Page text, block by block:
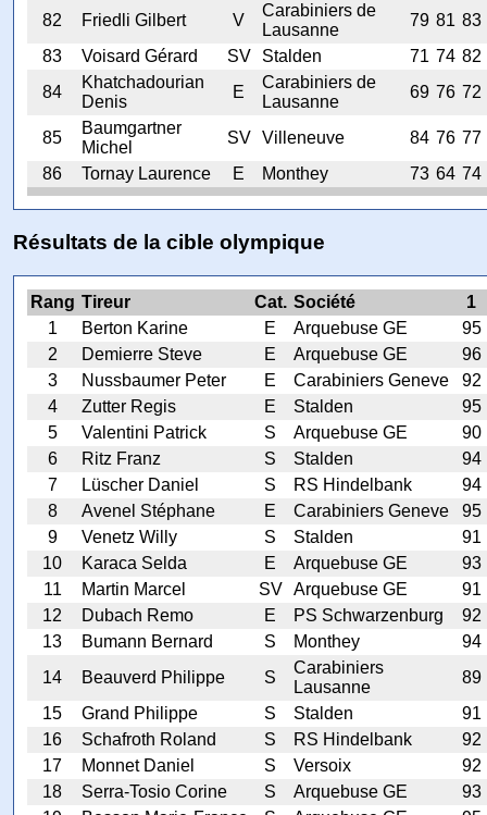
82 Friedli Gilbert V
Carabiniers de
Lausanne
79 81 83
83
Voisard Gérard SV Stalden 71 74 82
84
Khatchadourian
Denis
E
Carabiniers de
Lausanne
69 76 72
85
Baumgartner
Michel
SV Villeneuve 84 76 77
86
Tornay Laurence E Monthey 73 64 74
Résultats de la cible olympique
Rang Tireur Cat. Société
1
1
Berton Karine E Arquebuse GE
95
2
Demierre Steve E Arquebuse GE
96
3
Nussbaumer Peter E Carabiniers Geneve
92
4
Zutter Regis E Stalden
95
5
Valentini Patrick S Arquebuse GE
90
6
Ritz Franz S Stalden
94
7
Lüscher Daniel S RS Hindelbank
94
8
Avenel Stéphane E Carabiniers Geneve
95
9
Venetz Willy S Stalden
91
10
Karaca Selda E Arquebuse GE
93
11
Martin Marcel SV Arquebuse GE
91
12
Dubach Remo E PS Schwarzenburg
92
13
Bumann Bernard S Monthey
94
14
Beauverd Philippe S
Carabiniers
Lausanne
89
15
Grand Philippe S Stalden
91
16
Schafroth Roland S RS Hindelbank
92
17
Monnet Daniel S Versoix
92
18
Serra-Tosio Corine S Arquebuse GE
93